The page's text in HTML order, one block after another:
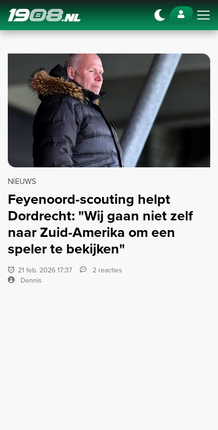
Navigation
NIEUWS
Feyenoord-scouting helpt
Dordrecht: "Wij gaan niet zelf
naar Zuid-Amerika om een
speler te bekijken"
21 feb. 2026 17:37
2 reacties
Dennis